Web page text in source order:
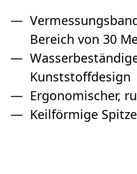
Bereich von 30
Kunststoffdesign
Ergonomischer,
Keilförmige